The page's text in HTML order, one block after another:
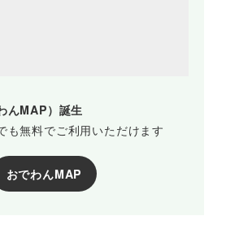
んMAP）誕生
も無料でご利用いただけます
おでわんMAP